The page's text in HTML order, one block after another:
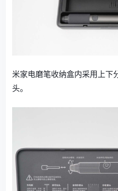
米家电磨笔收纳盒内采用上下
头。